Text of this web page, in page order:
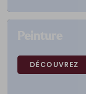
DÉCOUVREZ